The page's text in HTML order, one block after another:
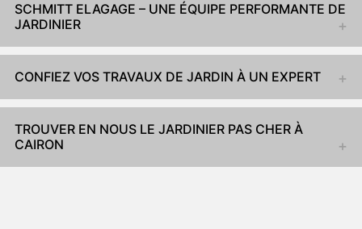
SCHMITT ELAGAGE – UNE ÉQUIPE PERFORMANTE DE
JARDINIER
CONFIEZ VOS TRAVAUX DE JARDIN À UN EXPERT
TROUVER EN NOUS LE JARDINIER PAS CHER À
CAIRON